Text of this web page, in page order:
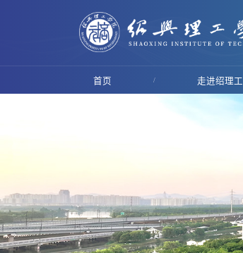
首页 / 走进绍理工